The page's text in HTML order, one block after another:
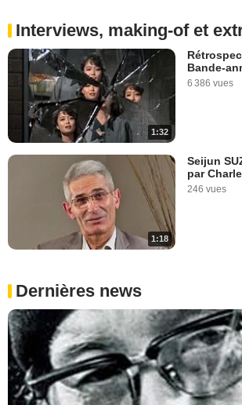
Interviews, making-of et
1:32
Bande-
6 386 vues
1:18
Seijun
par
246 vues
Dernières news